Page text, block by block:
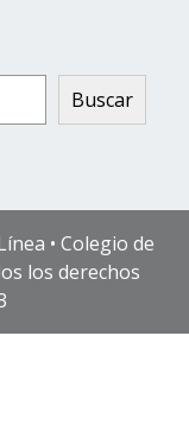
Buscar
• Colegio de
los derechos